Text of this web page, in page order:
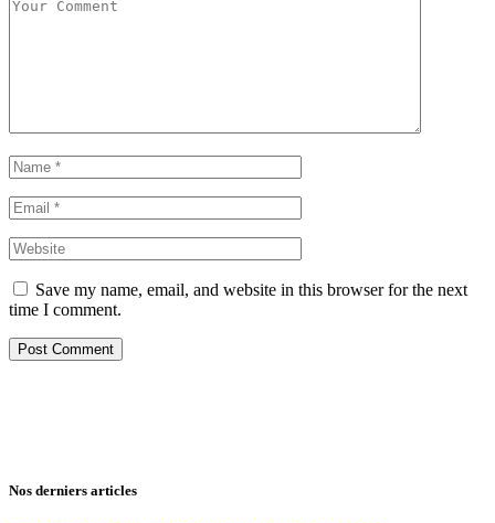
Save my name, email, and website in this browser for the next
time I comment.
Nos derniers articles